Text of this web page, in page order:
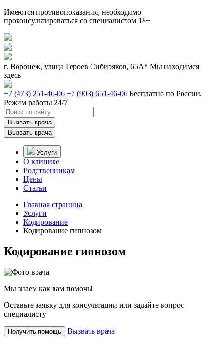
Имеются противопоказания, необходимо
проконсультироваться со специалистом 18+
г. Воронеж, улица Героев Сибиряков, 65А* Мы находимся
здесь
+7 (473) 251-46-06 +7 (903) 651-46-06 Бесплатно по России.
Режим работы 24/7
Вызвать врача
Вызвать врача
Услуги
О клинике
Родственникам
Цены
Статьи
Главная страница
Услуги
Кодирование
Кодирование гипнозом
Кодирование гипнозом
Мы знаем как вам помочь!
Оставьте заявку для консультации или задайте вопрос
специалисту
Получить помощь Вызвать врача